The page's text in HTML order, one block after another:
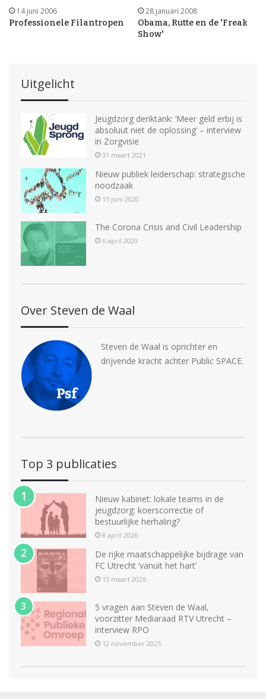
14 juni 2006
Professionele Filantropen
28 januari 2008
Obama, Rutte en de 'Freak
Show'
Uitgelicht
Jeugdzorg denktank: ‘Meer geld erbij is
absoluut niet de oplossing’ – interview
in Zorgvisie
31 maart 2021
Nieuw publiek leiderschap: strategische
noodzaak
15 juni 2020
The Corona Crisis and Civil Leadership
6 april 2020
Over Steven de Waal
Steven de Waal is oprichter en
drijvende kracht achter Public SPACE.
Top 3 publicaties
Nieuw kabinet: lokale teams in de
jeugdzorg: koerscorrectie of
bestuurlijke herhaling?
8 april 2026
De rijke maatschappelijke bijdrage van
FC Utrecht ‘vanuit het hart’
15 maart 2026
5 vragen aan Steven de Waal,
voorzitter Mediaraad RTV Utrecht –
interview RPO
12 november 2025